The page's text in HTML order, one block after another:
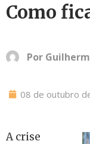
Como
Por
08 de outubro
A crise